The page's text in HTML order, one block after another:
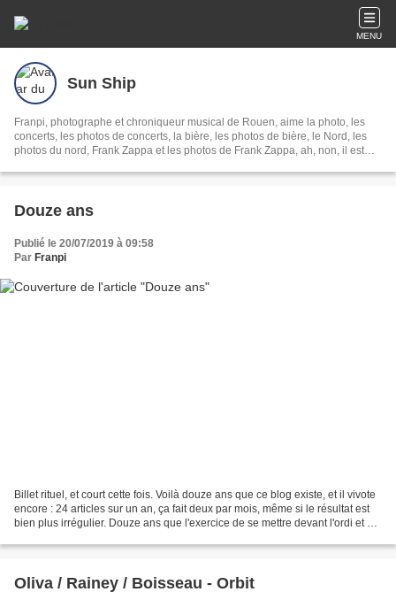
MENU
Sun Ship
Franpi, photographe et chroniqueur musical de Rouen, aime la photo, les
concerts, les photos de concerts, la bière, les photos de bière, le Nord, les
photos du nord, Frank Zappa et les photos de Frank Zappa, ah, non, il est
Douze ans
Publié le 20/07/2019 à 09:58
Par Franpi
Billet rituel, et court cette fois. Voilà douze ans que ce blog existe, et il vivote
encore : 24 articles sur un an, ça fait deux par mois, même si le résultat est
bien plus irrégulier. Douze ans que l'exercice de se mettre devant l'ordi et de
Oliva / Rainey / Boisseau - Orbit